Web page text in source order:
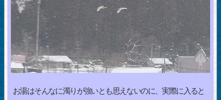
お湯はそんなに濁りが強いとも思えないのに、実際に入ると